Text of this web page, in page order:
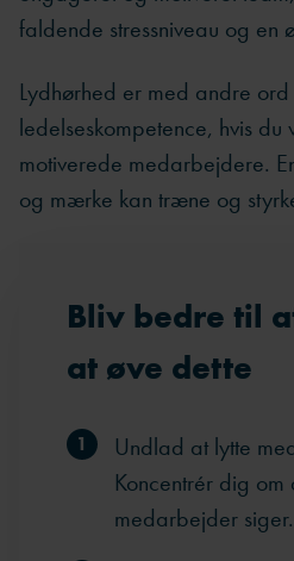
faldende stressniveau og en
Lydhørhed er med andre
ledelseskompetence, hvis
motiverede medarbejdere.
og mærke kan træne og
Bliv bedre til
at øve dette
Undlad at lytte
Koncentrér dig om
medarbejder siger.